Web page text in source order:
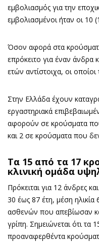
εμβολιασμός για την
εμβολιασμένοι ήταν οι 10
Όσον αφορά στα
επρόκειτο για έναν άνδρα
ετών αντίστοιχα, οι
Στην Ελλάδα έχουν
εργαστηριακά
αφορούν σε κρούσματα
και 2 σε κρούσματα που
Τα 15 από τα 17
κλινική ομάδα
Πρόκειται για 12 άνδρες
30 έως 87 έτη, μέση
ασθενών που απεβίωσαν
γρίπη. Σημειώνεται ότι τα
προαναφερθέντα